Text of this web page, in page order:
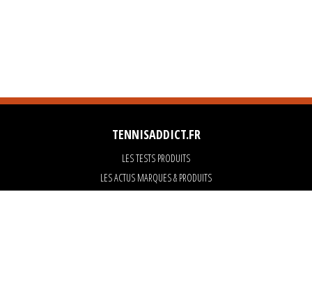
TENNISADDICT.FR
LES TESTS PRODUITS
LES ACTUS MARQUES & PRODUITS